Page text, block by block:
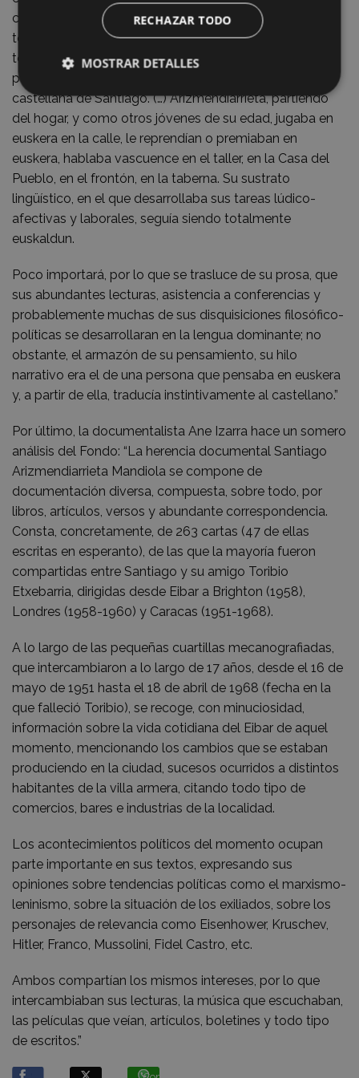
con el extranjero ya desde un siglo antes. Añadamos a
todo ello una escuela pública que, según todos los
testimonios, posibilitaba el aprendizaje del castellano;
por todo ello sorprende en cierto modo la prosa
castellana de Santiago. (…) Arizmendiarrieta, partiendo
del hogar, y como otros jóvenes de su edad, jugaba en
euskera en la calle, le reprendían o premiaban en
euskera, hablaba vascuence en el taller, en la Casa del
Pueblo, en el frontón, en la taberna. Su sustrato
lingüístico, en el que desarrollaba sus tareas lúdico-
afectivas y laborales, seguía siendo totalmente
euskaldun.
Poco importará, por lo que se trasluce de su prosa, que
sus abundantes lecturas, asistencia a conferencias y
probablemente muchas de sus disquisiciones filosófico-
políticas se desarrollaran en la lengua dominante; no
obstante, el armazón de su pensamiento, su hilo
narrativo era el de una persona que pensaba en euskera
y, a partir de ella, traducía instintivamente al castellano.”
Por último, la documentalista Ane Izarra hace un somero
análisis del Fondo: “La herencia documental Santiago
Arizmendiarrieta Mandiola se compone de
documentación diversa, compuesta, sobre todo, por
libros, artículos, versos y abundante correspondencia.
Consta, concretamente, de 263 cartas (47 de ellas
escritas en esperanto), de las que la mayoría fueron
compartidas entre Santiago y su amigo Toribio
Etxebarria, dirigidas desde Eibar a Brighton (1958),
Londres (1958-1960) y Caracas (1951-1968).
A lo largo de las pequeñas cuartillas mecanografiadas,
que intercambiaron a lo largo de 17 años, desde el 16 de
mayo de 1951 hasta el 18 de abril de 1968 (fecha en la
que falleció Toribio), se recoge, con minuciosidad,
información sobre la vida cotidiana del Eibar de aquel
momento, mencionando los cambios que se estaban
produciendo en la ciudad, sucesos ocurridos a distintos
habitantes de la villa armera, citando todo tipo de
comercios, bares e industrias de la localidad.
Los acontecimientos políticos del momento ocupan
parte importante en sus textos, expresando sus
opiniones sobre tendencias políticas como el marxismo-
leninismo, sobre la situación de los exiliados, sobre los
personajes de relevancia como Eisenhower, Kruschev,
Hitler, Franco, Mussolini, Fidel Castro, etc.
Ambos compartían los mismos intereses, por lo que
intercambiaban sus lecturas, la música que escuchaban,
las películas que veían, artículos, boletines y todo tipo
de escritos.”
RECHAZAR TODO
MOSTRAR DETALLES